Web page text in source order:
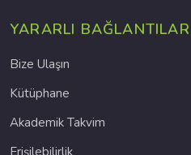
YARARLI BAĞLANTILAR
Bize Ulaşın
Kütüphane
Akademik Takvim
Erişilebilirlik